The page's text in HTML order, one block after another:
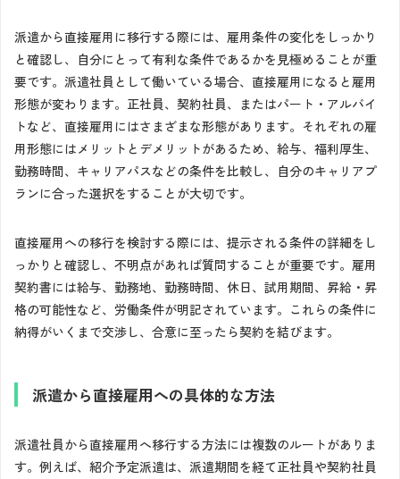
派遣から直接雇用に移行する際には、雇用条件の変化をしっかり
と確認し、自分にとって有利な条件であるかを見極めることが重
要です。派遣社員として働いている場合、直接雇用になると雇用
形態が変わります。正社員、契約社員、またはパート・アルバイ
トなど、直接雇用にはさまざまな形態があります。それぞれの雇
用形態にはメリットとデメリットがあるため、給与、福利厚生、
勤務時間、キャリアパスなどの条件を比較し、自分のキャリアプ
ランに合った選択をすることが大切です。
直接雇用への移行を検討する際には、提示される条件の詳細をし
っかりと確認し、不明点があれば質問することが重要です。雇用
契約書には給与、勤務地、勤務時間、休日、試用期間、昇給・昇
格の可能性など、労働条件が明記されています。これらの条件に
納得がいくまで交渉し、合意に至ったら契約を結びます。
派遣から直接雇用への具体的な方法
派遣社員から直接雇用へ移行する方法には複数のルートがありま
す。例えば、紹介予定派遣は、派遣期間を経て正社員や契約社員